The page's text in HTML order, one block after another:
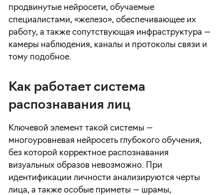
продвинутые нейросети, обучаемые
специалистами, «железо», обеспечивающее их
работу, а также сопутствующая инфраструктура —
камеры наблюдения, каналы и протоколы связи и
тому подобное.
Как работает система
распознавания лиц
Ключевой элемент такой системы —
многоуровневая нейросеть глубокого обучения,
без которой корректное распознавания
визуальных образов невозможно. При
идентификации личности анализируются черты
лица, а также особые приметы — шрамы,